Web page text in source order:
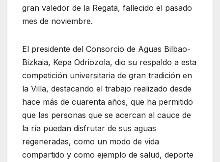
gran valedor de la Regata, fallecido el pasado
mes de noviembre.
El presidente del Consorcio de Aguas Bilbao-
Bizkaia, Kepa Odriozola, dio su respaldo a esta
competición universitaria de gran tradición en
la Villa, destacando el trabajo realizado desde
hace más de cuarenta años, que ha permitido
que las personas que se acercan al cauce de
la ría puedan disfrutar de sus aguas
regeneradas, como un modo de vida
compartido y como ejemplo de salud, deporte